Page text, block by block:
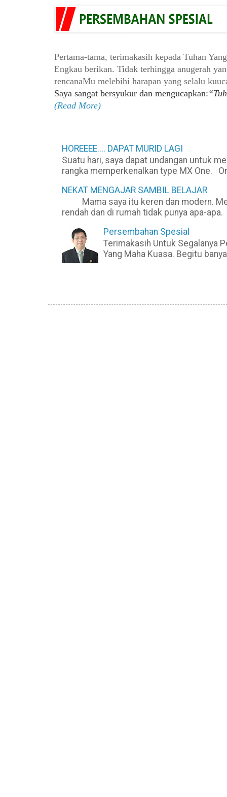
Pertama-tama, terimakasih kepada Tuhan
Engkau berikan. Tidak terhingga anugerah
rencanaMu melebihi harapan yang selalu
Saya sangat bersyukur dan mengucapkan:
(Read More)
HOREEEE.... DAPAT MURID LAGI
Suatu hari, saya dapat undangan untuk
rangka memperkenalkan type MX One.
NEKAT MENGAJAR SAMBIL BELAJAR
Mama saya itu keren dan modern.
rendah dan di rumah tidak punya apa-
Persembahan Spesial
Terimakasih Untuk Segalanya
Yang Maha Kuasa. Begitu